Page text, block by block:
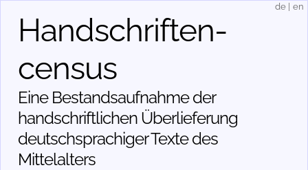
Handschriften­
census
Eine Bestandsaufnahme der
handschriftlichen Über­lieferung
deutschsprachiger Texte des
Mittelalters
de en